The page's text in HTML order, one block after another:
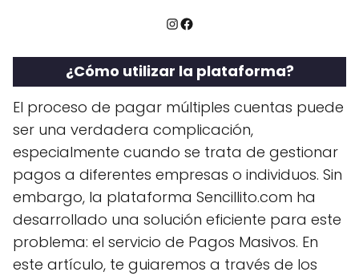
Instagram
Facebook
¿Cómo utilizar la plataforma?
El proceso de pagar múltiples cuentas puede
ser una verdadera complicación,
especialmente cuando se trata de gestionar
pagos a diferentes empresas o individuos. Sin
embargo, la plataforma Sencillito.com ha
desarrollado una solución eficiente para este
problema: el servicio de Pagos Masivos. En
este artículo, te guiaremos a través de los